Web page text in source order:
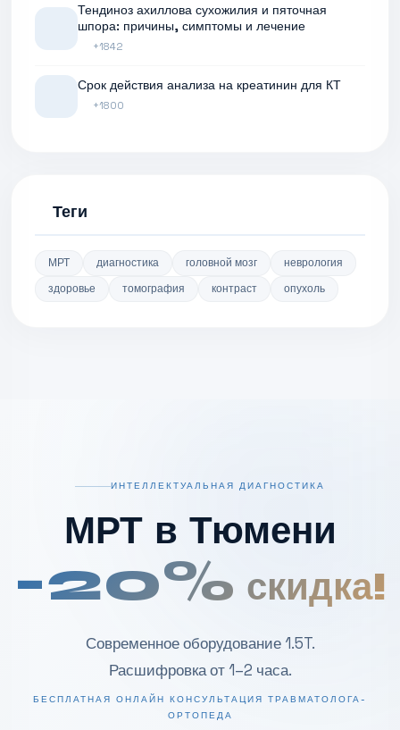
Тендиноз ахиллова сухожилия и пяточная
шпора: причины, симптомы и лечение
+1842
Срок действия анализа на креатинин для КТ
+1800
Теги
МРТ диагностика головной мозг
неврология
здоровье
томография контраст опухоль
ИНТЕЛЛЕКТУАЛЬНАЯ ДИАГНОСТИКА
МРТ в Тюмени
-20% скидка!
Современное оборудование 1.5T.
Расшифровка от 1–2 часа.
БЕСПЛАТНАЯ ОНЛАЙН КОНСУЛЬТАЦИЯ ТРАВМАТОЛОГА-
ОРТОПЕДА